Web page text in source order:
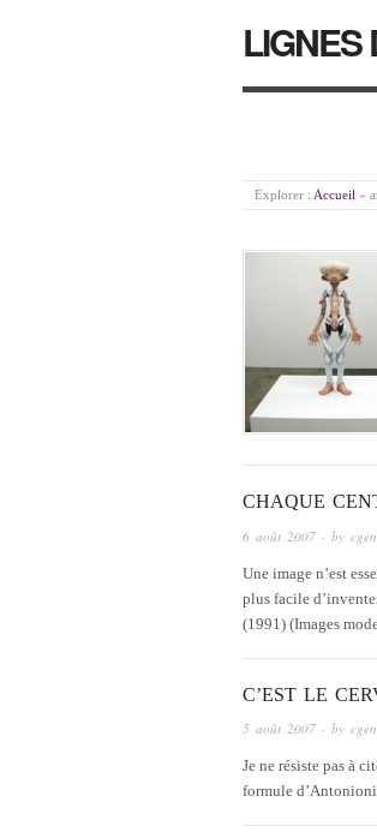
LIGNES
Explorer : Accueil »
CHAQUE
6 août 2007 · by
Une image n’est
plus facile
(1991) (Images
C’EST LE
5 août 2007 · by
Je ne résiste pas à
formule